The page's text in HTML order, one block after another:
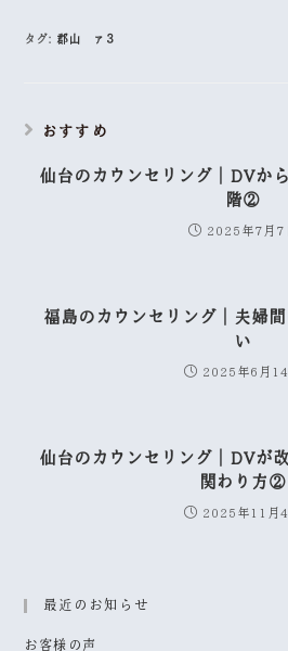
タグ: 郡山 ァ３
おすすめ
仙台のカウンセリング｜DVか
階②
2025年7月7
福島のカウンセリング｜夫婦
い
2025年6月
仙台のカウンセリング｜DVが
関わり方②
2025年11月
最近のお知らせ
お客様の声